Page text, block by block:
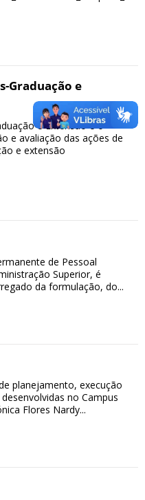
Graduação e
e Extensão é o
e avaliação das ações de
e extensão
de Pessoal
Superior, é
da formulação, do...
planejamento, execução
no Campus
Flores Nardy...